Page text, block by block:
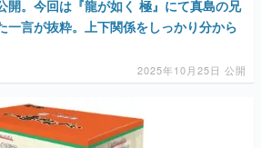
。今回は『龍が如く 極』にて真島の兄
一言が抜粋。上下関係をしっかり分から
2025年10月25日 公開